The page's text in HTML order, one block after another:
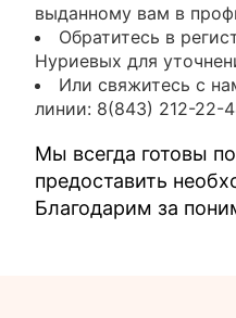
выданному вам в
Обратитесь в
Нуриевых для
Или свяжитесь с
линии: 8(843) 212-22-
Мы всегда готовы
предоставить
Благодарим за